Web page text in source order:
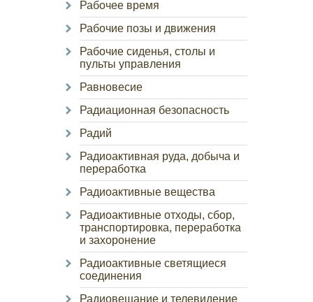
Рабочее время
Рабочие позы и движения
Рабочие сиденья, столы и
пульты управления
Равновесие
Радиационная безопасность
Радий
Радиоактивная руда, добыча и
переработка
Радиоактивные вещества
Радиоактивные отходы, сбор,
транспортировка, переработка
и захоронение
Радиоактивные светящиеся
соединения
Радиовещание и телевидение